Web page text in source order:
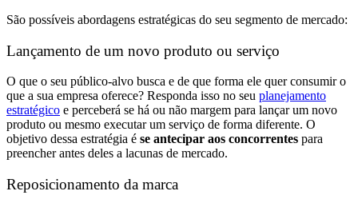
São possíveis abordagens estratégicas do seu segmento de mercado:
Lançamento de um novo produto ou serviço
O que o seu público-alvo busca e de que forma ele quer consumir o
que a sua empresa oferece? Responda isso no seu planejamento
estratégico e perceberá se há ou não margem para lançar um novo
produto ou mesmo executar um serviço de forma diferente. O
objetivo dessa estratégia é se antecipar aos concorrentes para
preencher antes deles a lacunas de mercado.
Reposicionamento da marca